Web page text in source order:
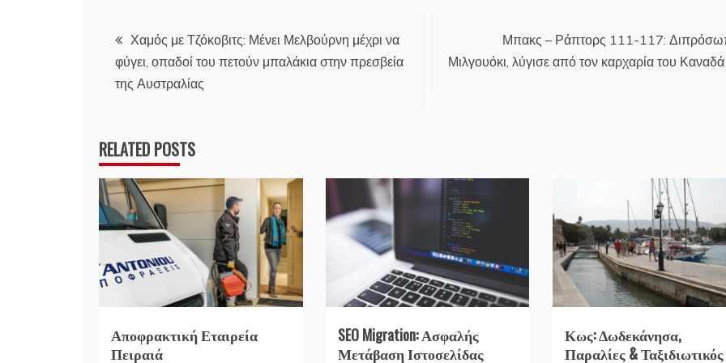
Πλοήγηση
άρθρων
Χαμός με Τζόκοβιτς: Μένει Μελβούρνη μέχρι να
φύγει, οπαδοί του πετούν μπαλάκια στην πρεσβεία
της Αυστραλίας
Μπακς – Ράπτορς 111-117:
Μιλγουόκι, λύγισε από τον καρχαρία του Καναδά
RELATED POSTS
Αποφρακτική Εταιρεία
Πειραιά
SEO Migration: Ασφαλής
Μετάβαση Ιστοσελίδας
Κως: Δωδεκάνησα,
Παραλίες & Ταξιδιωτικός